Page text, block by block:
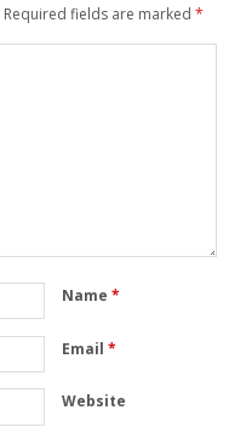
Required fields are marked *
Name *
Email *
Website